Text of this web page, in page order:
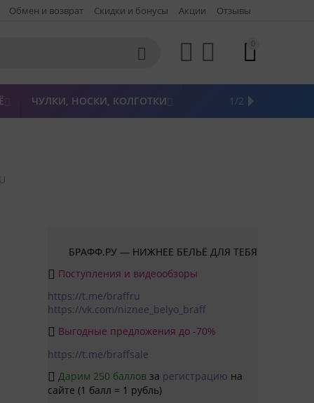
Обмен и возврат Скидки и бонусы Акции Отзывы
   0

ЧУЛКИ, НОСКИ, КОЛГОТКИ ЖЕНСКАЯ ОДЕЖДА
ПОСЛЕДНИЙ РАЗМЕР
НОВИНКИ
РАСПРОДАЖА
БРЕНДЫ1/2
БРАФФ.РУ — НИЖНЕЕ БЕЛЬЁ ДЛЯ ТЕБЯ
 Поступления и видеообзоры
https://t.me/braffru
https://vk.com/niznee_belyo_braff
 Выгодные предложения до -70%
https://t.me/braffsale
 Дарим 250 баллов за регистрацию на
сайте (1 балл = 1 рубль)